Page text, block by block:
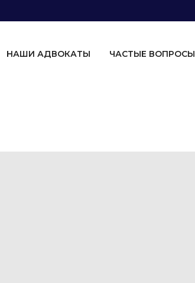
НАШИ АДВОКАТЫ ЧАСТЫЕ ВОПРОСЫ